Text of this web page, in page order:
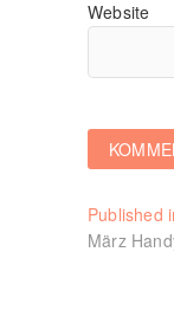
Website
Published
März